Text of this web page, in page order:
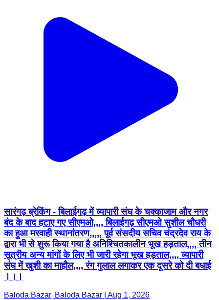
सारंगढ़ ब्रेकिंग - बिलाईगढ़ में व्यापारी संघ के चक्काजाम और नगर
बंद के बाद हटाए गए सीएमओ,,,, बिलाईगढ़ सीएमओ सुशील चौधरी
का हुआ मरवाही स्थानांतरण,,,,, पूर्व संसदीय सचिव चंद्रदेव राय के
द्वारा भी से शुरू किया गया है अनिश्चितकालीन भूख हड़ताल,,,, तीन
सूत्रीय अन्य मांगों के लिए भी जारी रहेगा भूख हड़ताल,,,, व्यापारी
संघ में खुशी का माहौल,,,, रंग गुलाल लगाकर एक दूसरे को दी बधाई
।।।
Baloda Bazar, Baloda Bazar | Aug 1, 2026